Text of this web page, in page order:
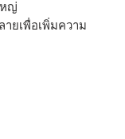
ญ่
ายเพื่อเพิ่มความ